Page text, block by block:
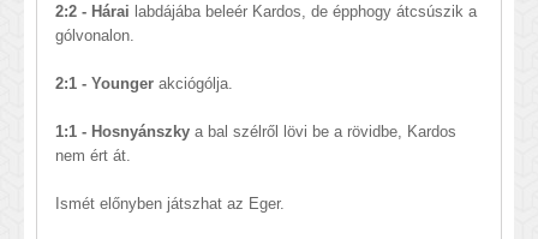
2:2 - Hárai labdájába beleér Kardos, de épphogy átcsúszik a
gólvonalon.
2:1 - Younger akciógólja.
1:1 - Hosnyánszky a bal szélről lövi be a rövidbe, Kardos
nem ért át.
Ismét előnyben játszhat az Eger.